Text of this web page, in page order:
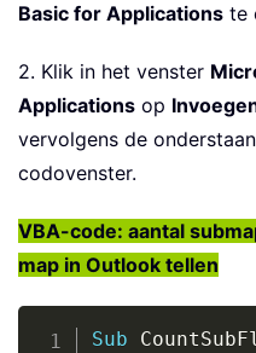
Basic for Applications te
2. Klik in het venster
Applications op
vervolgens de
codovenster.
VBA-code: aantal
map in Outlook tellen
Sub